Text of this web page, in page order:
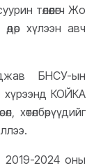
төлөөлөгч Жо
хүлээн авч
БНСУ-ын
хүрээнд КОЙКА
2019-2024 оны